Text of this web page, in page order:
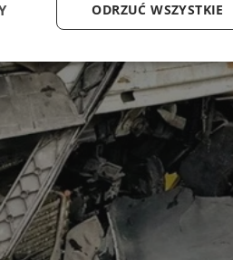
ODRZUĆ WSZYSTKIE
Wydajność Targetowanie
Wydajność Targetowanie
korzystanie z podstawowych funkcji
plików cookie nie można prawidłowo